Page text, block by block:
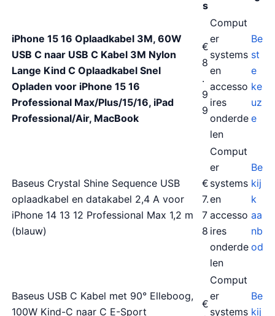
s
iPhone 15 16 Oplaadkabel 3M, 60W
USB C naar USB C Kabel 3M Nylon
Lange Kind C Oplaadkabel Snel
Opladen voor iPhone 15 16
Professional Max/Plus/15/16, iPad
Professional/Air, MacBook
€
8
.
9
9
Comput
er
systems
en
accesso
ires
onderde
len
Be
st
e
ke
uz
e
Baseus Crystal Shine Sequence USB
oplaadkabel en datakabel 2,4 A voor
iPhone 14 13 12 Professional Max 1,2 m
(blauw)
€
7.
7
8
Comput
er
systems
en
accesso
ires
onderde
len
Be
kij
k
aa
nb
od
Baseus USB C Kabel met 90° Elleboog,
100W Kind-C naar C E-Sport
€
Comput
er
systems
Be
kij